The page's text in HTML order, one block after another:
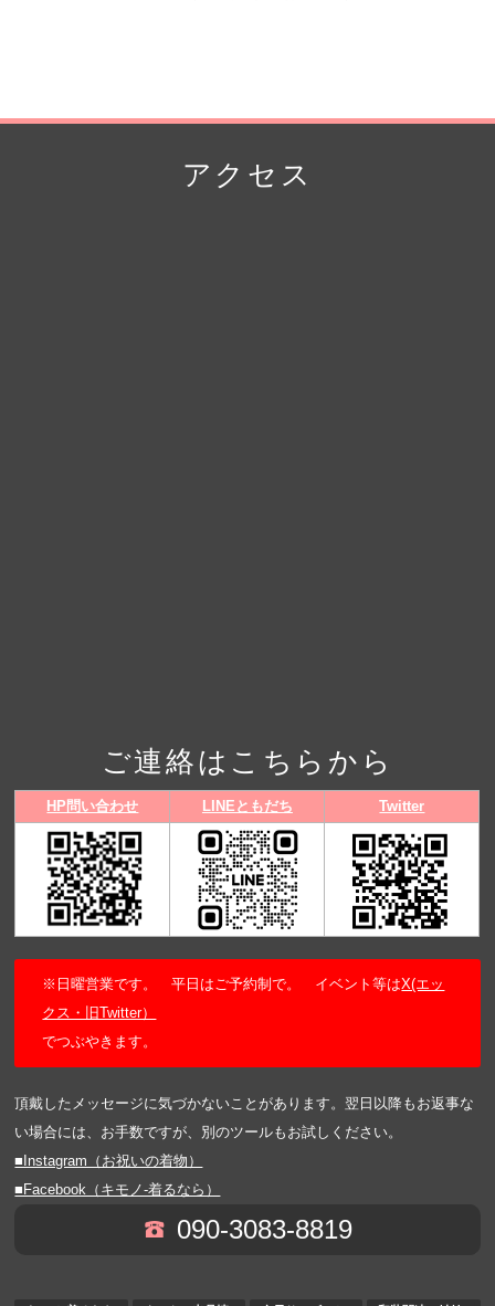
アクセス
ご連絡はこちらから
HP問い合わせ LINEともだち Twitter
※日曜営業です。 平日はご予約制で。 イベント等はX(エッ
クス・旧Twitter）
でつぶやきます。
頂戴したメッセージに気づかないことがあります。翌日以降もお返事な
い場合には、お手数ですが、別のツールもお試しください。
■Instagram（お祝いの着物）
■Facebook（キモノ-着るなら）
090-3083-8819